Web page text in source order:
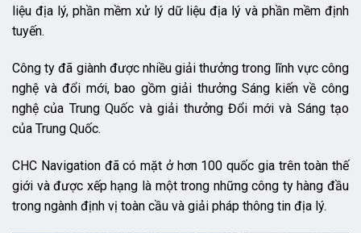
liệu địa lý, phần mềm xử lý dữ liệu địa lý và phần mềm định
tuyến.
Công ty đã giành được nhiều giải thưởng trong lĩnh vực công
nghệ và đổi mới, bao gồm giải thưởng Sáng kiến ​​về công
nghệ của Trung Quốc và giải thưởng Đổi mới và Sáng tạo
của Trung Quốc.
CHC Navigation đã có mặt ở hơn 100 quốc gia trên toàn thế
giới và được xếp hạng là một trong những công ty hàng đầu
trong ngành định vị toàn cầu và giải pháp thông tin địa lý.